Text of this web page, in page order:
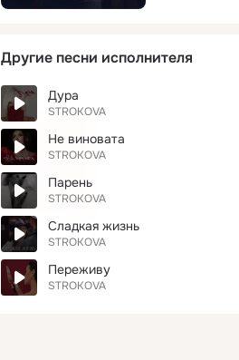
Другие песни исполнителя
Дура
STROKOVA
Не виновата
STROKOVA
Парень
STROKOVA
Сладкая жизнь
STROKOVA
Переживу
STROKOVA